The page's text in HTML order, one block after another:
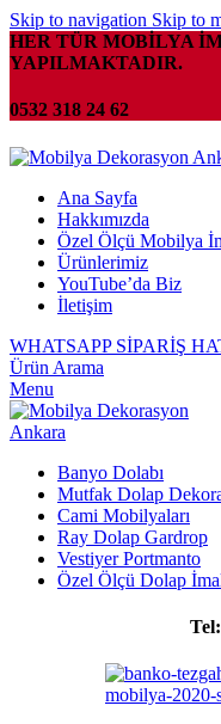
Skip to navigation Skip to
HER TÜR MOBİLYA
YAPILMAKTADIR.
0532 318 24 62
Ana Sayfa
Hakkımızda
Özel Ölçü Mobilya
Ürünlerimiz
YouTube’da Biz
İletişim
WHATSAPP SİPARİŞ
Ürün Arama
Menu
Banyo Dolabı
Mutfak Dolap
Cami Mobilyaları
Ray Dolap Gardrop
Vestiyer Portmanto
Özel Ölçü Dolap
Tel: